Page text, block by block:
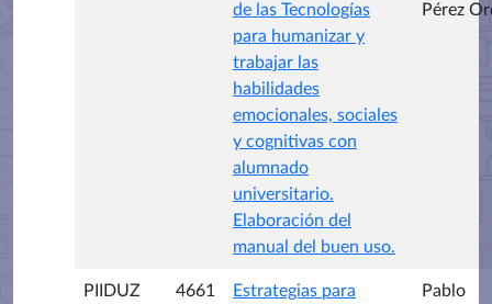
de las Tecnologías
para humanizar y
trabajar las
habilidades
emocionales, sociales
y cognitivas con
alumnado
universitario.
Elaboración del
manual del buen uso.
Pérez
PIIDUZ 4661 Estrategias para Pablo